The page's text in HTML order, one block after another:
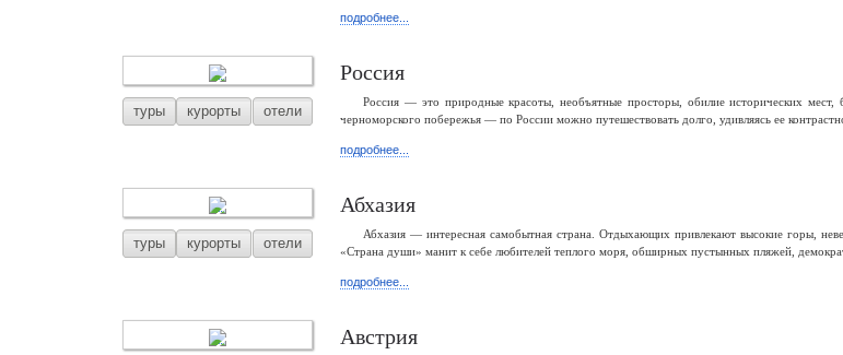
подробнее...
туры курорты отели
Россия
Россия — это природные красоты, необъятные просторы, обилие исторических
черноморского побережья — по России можно путешествовать долго, удивляясь ее
подробнее...
туры курорты отели
Абхазия
Абхазия — интересная самобытная страна. Отдыхающих привлекают высокие горы,
«Страна души» манит к себе любителей теплого моря, обширных пустынных пляжей,
подробнее...
Австрия